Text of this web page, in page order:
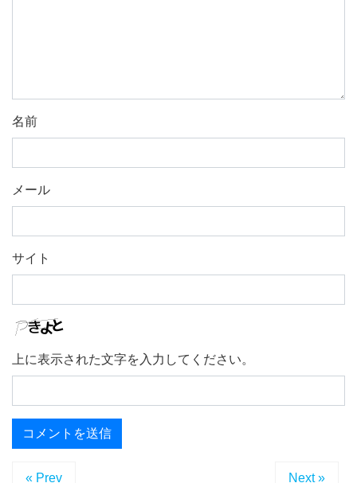
名前
メール
サイト
上に表示された文字を入力してください。
« Prev Next »